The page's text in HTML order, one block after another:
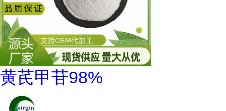
黄芪甲苷98%